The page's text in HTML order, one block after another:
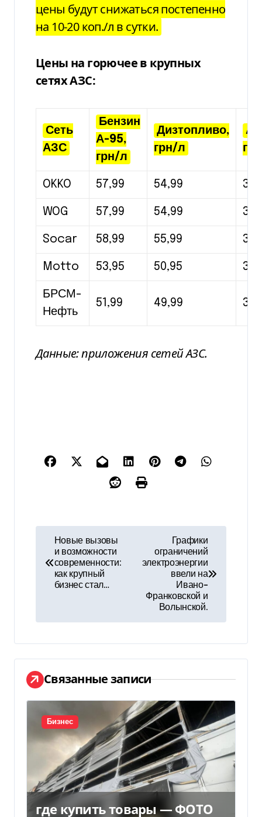
цены будут снижаться постепенно
на 10-20 коп./л в сутки.
Цены на горючее в крупных
сетях АЗС:
Сеть
АЗС
Бензин
А-95,
грн/л
Дизтопливо,
грн/л
OKKO 57,99 54,99
WOG 57,99 54,99
Socar 58,99 55,99
Motto 53,95 50,95
БРСМ-
Нефть
51,99 49,99
Данные: приложения сетей АЗС.
а
ц
и
я
о
з
Новые вызовы
и возможности
современности:
как крупный
бизнес стал…
Графики
ограничений
электроэнергии
ввели на
Ивано-
Франковской и
Волынской.
Связанные записи
Бизнес
где купить товары — ФОТО